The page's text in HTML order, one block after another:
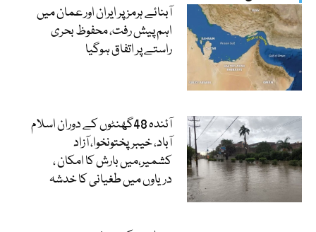
آبنائے ہرمز پر ایران اور عمان میں
اہم پیش رفت، محفوظ بحری
راستے پر اتفاق ہوگیا
آئندہ 48گھنٹوں کے دوران اسلام
آباد، خیبرپختونخوا، آزاد
کشمیر،میں بارش کا امکان ،
دریاوں میں طغیانی کا خدشہ